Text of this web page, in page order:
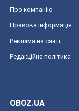
Про компанію
Правова інформація
Реклама на сайті
Редакційна політика
OBOZ.UA